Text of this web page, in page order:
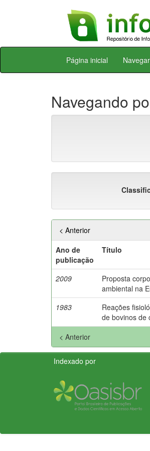
Skip
Página inicial Navegar
Navegando
< Anterior
Ano de
publicação
Título
2009
Proposta
ambiental na
1983
Reações
de bovinos de
< Anterior
Indexado por